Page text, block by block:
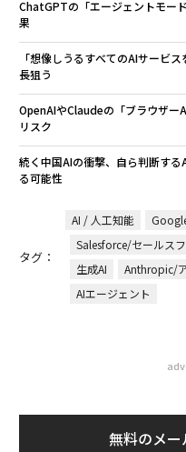
ChatGPTの「エージェントモー
果
「想像しうるすべてのAIサービ
長狙う
OpenAIやClaudeの「ブラウザー
リスク
続く中国AIの衝撃、自ら判断す
る可能性
タグ：
AI / 人工知能
Salesforce/セールス
生成AI
Anthropic/
AIエージェント
無料のメ